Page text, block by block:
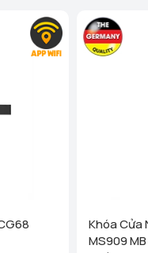
Khóa Cửa
MS909